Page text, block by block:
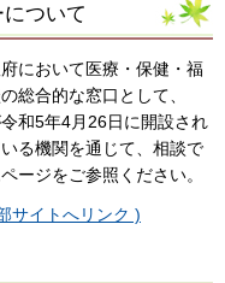
ついて
において医療・保健・福
総合的な窓口として、
和5年4月26日に開設され
る機関を通じて、相談で
ージをご参照ください。
サイトへリンク )